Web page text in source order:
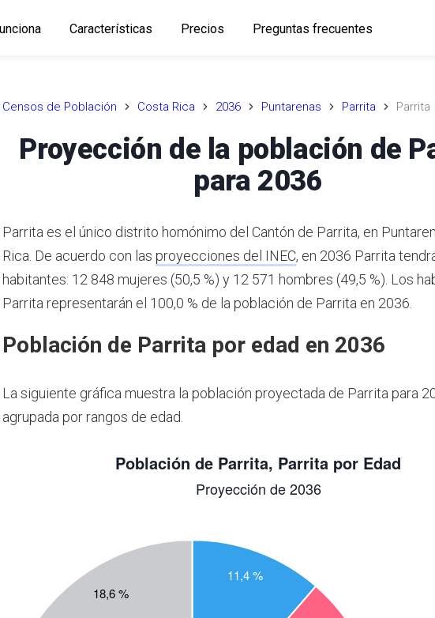
Características Precios Preguntas frecuentes
Censos de Población Costa Rica 2036 Puntarenas Parrita Parrita
Proyección de la población de
para 2036
Parrita es el único distrito homónimo del Cantón de Parrita, en
Rica. De acuerdo con las proyecciones del INEC, en 2036 Parrita
habitantes: 12 848 mujeres (50,5 %) y 12 571 hombres (49,5 %). Los
Parrita representarán el 100,0 % de la población de Parrita en 2036.
Población de Parrita por edad en 2036
La siguiente gráfica muestra la población proyectada de Parrita para
agrupada por rangos de edad.